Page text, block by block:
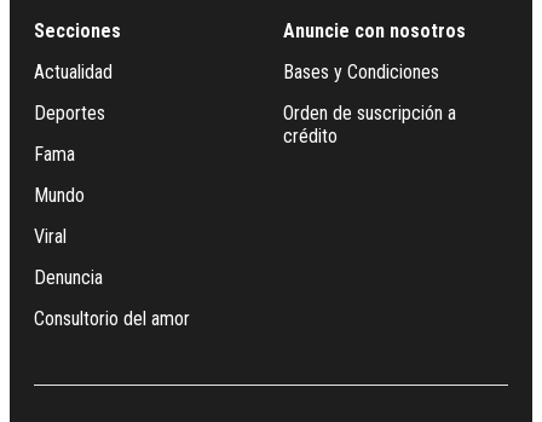
Secciones
Actualidad
Deportes
Fama
Mundo
Viral
Denuncia
Consultorio del amor
Anuncie con nosotros
Bases y Condiciones
Orden de suscripción a
crédito